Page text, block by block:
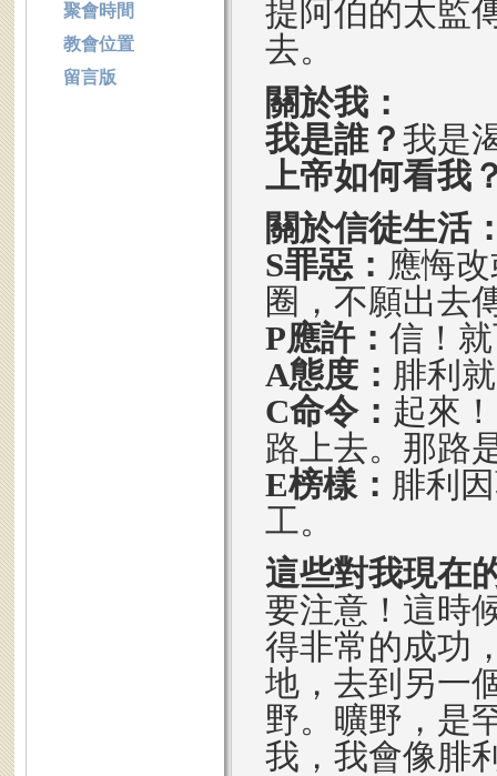
提阿伯的太監
去。
關於我：
我是誰？ 我是
上帝如何看我
關於信徒生活
S罪惡： 應悔
圈，不願出去
P應許： 信！
A態度： 腓利
C命令： 起來
路上去。那路
E榜樣： 腓利
工。
這些對我現在
要注意！這時
得非常的成功
地，去到另一
野。曠野，是
我，我會像腓
聚會時間
教會位置
留言版